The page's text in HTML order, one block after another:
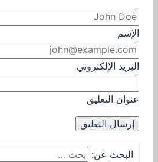
الإسم
البريد الإلكتروني
عنوان التعليق
البحث عن: